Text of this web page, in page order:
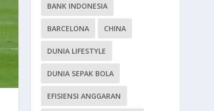
BANK INDONESIA
BARCELONA CHINA
DUNIA LIFESTYLE
DUNIA SEPAK BOLA
EFISIENSI ANGGARAN